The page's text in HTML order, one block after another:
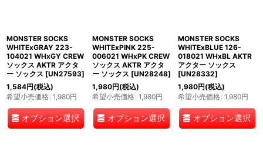
MONSTER SOCKS
WHITExGRAY 223-
104021 WHxGY CREW
ソックス AKTR アクタ
ー ソックス [UN27593]
1,584円(税込)
希望小売価格: 1,980円
オプション選択
MONSTER SOCKS
WHITExPINK 225-
006021 WHxPK CREW
ソックス AKTR アクタ
ー ソックス [UN28248]
1,980円(税込)
希望小売価格: 1,980円
オプション選択
MONSTER SOCKS
WHITExBLUE 126-
018021 WHxBL AKTR
アクター ソックス
[UN28332]
1,980円(税込)
希望小売価格: 1,980円
オプション選択